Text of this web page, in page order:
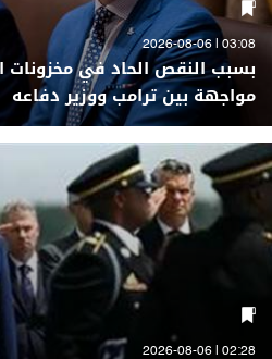
03:08 | 2026-08-06
بسبب النقص الحاد في مخزونات
مواجهة بين ترامب ووزير دفاعه
02:28 | 2026-08-06